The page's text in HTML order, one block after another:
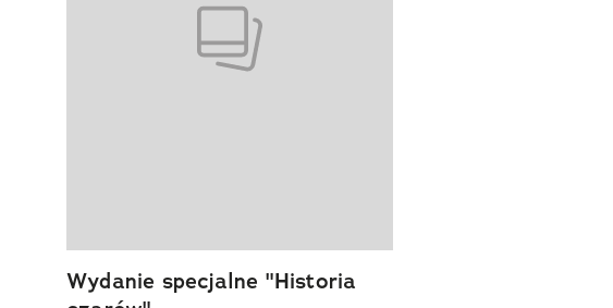
Wydanie specjalne "Historia